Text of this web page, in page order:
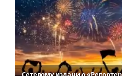
Сетевому изданию